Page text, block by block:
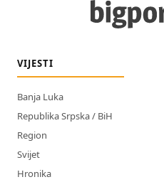
VIJESTI
Banja Luka
Republika Srpska / BiH
Region
Svijet
Hronika